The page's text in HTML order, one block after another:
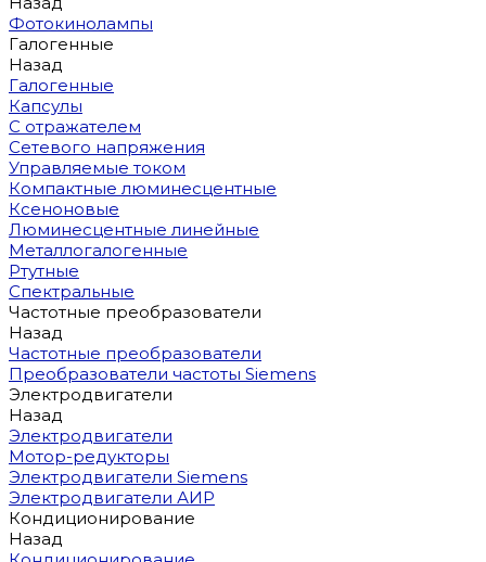
Фотокинолампы
Галогенные
Назад
Галогенные
Капсулы
С отражателем
Сетевого напряжения
Управляемые током
Компактные люминесцентные
Ксеноновые
Люминесцентные линейные
Металлогалогенные
Ртутные
Спектральные
Частотные преобразователи
Назад
Частотные преобразователи
Преобразователи частоты Siemens
Электродвигатели
Назад
Электродвигатели
Мотор-редукторы
Электродвигатели Siemens
Электродвигатели АИР
Кондиционирование
Назад